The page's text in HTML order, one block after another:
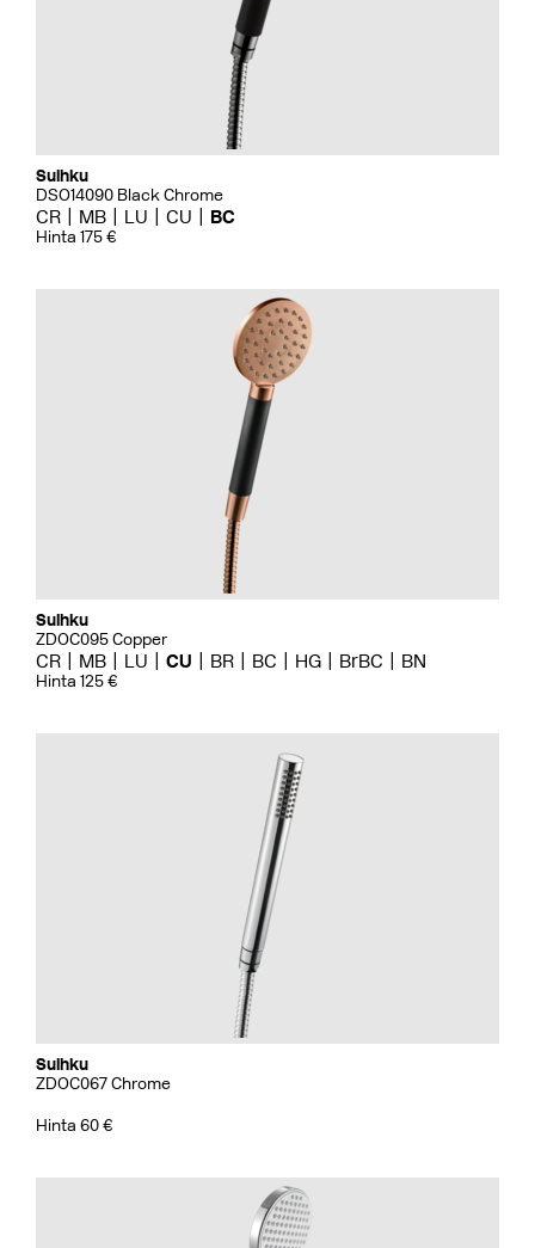
Suihku
DSO14090 Black Chrome
CR MB LU CU BC
Hinta 175 €
Suihku
ZDOC095 Copper
CR MB LU CU BR BC HG BrBC BN
Hinta 125 €
Suihku
ZDOC067 Chrome
Hinta 60 €